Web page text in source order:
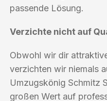
passende Lösung.
Verzichte nicht auf
Obwohl wir dir
verzichten wir niemals
Umzugskönig Schmitz
großen Wert auf